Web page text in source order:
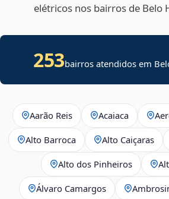
elétricos nos bairros de Belo
253bairros atendidos em
Aarão Reis Acaiaca
Alto Barroca Alto Caiçaras
Alto dos Pinheiros
Álvaro Camargos